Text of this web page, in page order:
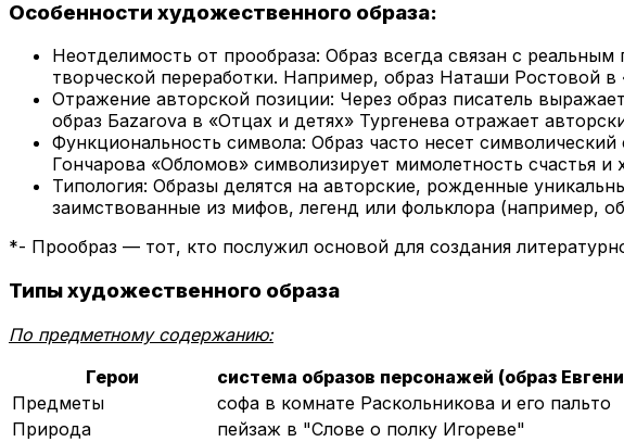
Особенности художественного образа:
Неотделимость от прообраза: Образ всегда связан с
творческой переработки. Например, образ Наташи Ростовой
Отражение авторской позиции: Через образ писатель
образ Бazarovа в «Отцах и детях» Тургенева отражает
Функциональность символа: Образ часто несет
Гончарова «Обломов» символизирует мимолетность счастья и
Типология: Образы делятся на авторские, рожденные
заимствованные из мифов, легенд или фольклора (например,
*- Прообраз — тот, кто послужил основой для создания
Типы художественного образа
По предметному содержанию:
Герои
система образов персонажей (образ
Предметы
софа в комнате Раскольникова и его пальто
Природа
пейзаж в "Слове о полку Игореве"